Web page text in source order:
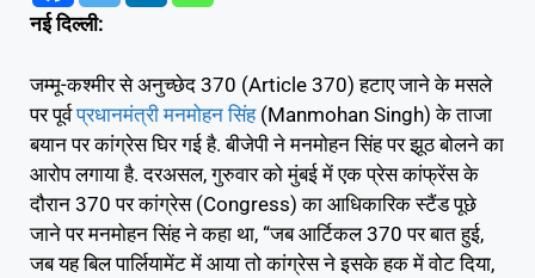
नई दिल्‍ली:
जम्मू-कश्मीर से अनुच्छेद 370 (Article 370) हटाए जाने के मसले
पर पूर्वप्रधानमंत्री मनमोहन सिंह(Manmohan Singh) के ताजा
बयान पर कांग्रेस घिर गई है. बीजेपी ने मनमोहन सिंह पर झूठ बोलने का
आरोप लगाया है. दरअसल, गुरुवार को मुंबई में एक प्रेस कांफ्रेंस के
दौरान 370 पर कांग्रेस (Congress) का आधिकारिक स्टैंड पूछे
जाने पर मनमोहन सिंह ने कहा था, “जब आर्टिकल 370 पर बात हुई,
जब यह बिल पार्लियामेंट में आया तो कांग्रेस ने इसके हक में वोट दिया,